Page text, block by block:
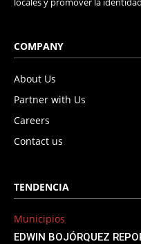
COMPANY
About Us
Partner with Us
Careers
Contact us
TENDENCIA
Municipios
EDWIN BOJÓRQUEZ